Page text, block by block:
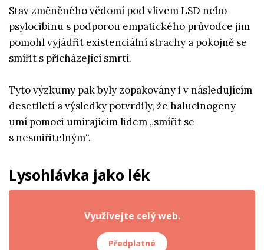
Stav změněného vědomí pod vlivem LSD nebo
psylocibinu s podporou empatického průvodce jim
pomohl vyjádřit existenciální strachy a pokojně se
smířit s přicházející smrtí.
Tyto výzkumy pak byly zopakovány i v následujícím
desetiletí a výsledky potvrdily, že halucinogeny
umí pomoci umírajícím lidem „smířit se
s nesmiřitelným“.
Lysohlávka jako lék
Využívejte celý web.
Předplatné